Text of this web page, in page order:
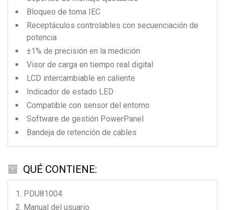
Bloqueo de toma IEC
Receptáculos controlables con secuenciación de
potencia
±1% de precisión en la medición
Visor de carga en tiempo real digital
LCD intercambiable en caliente
Indicador de estado LED
Compatible con sensor del entorno
Software de gestión PowerPanel
Bandeja de retención de cables
QUÉ CONTIENE:
PDU81004
Manual del usuario